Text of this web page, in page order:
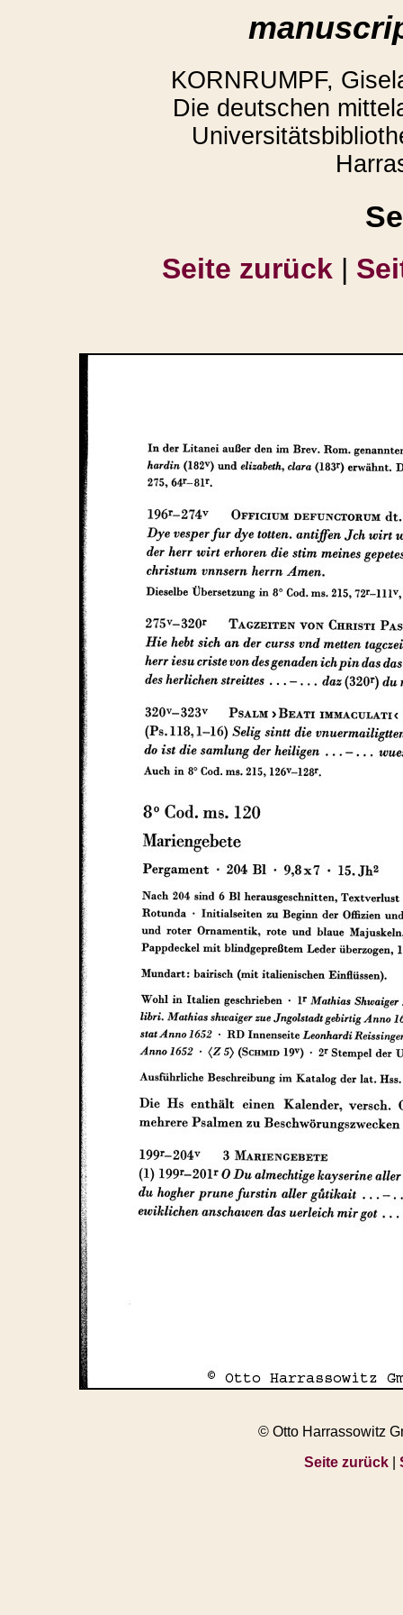
KORNRUMPF,
Die deutschen
Seite zurück |
© Otto Harrassowitz
Seite zurück|